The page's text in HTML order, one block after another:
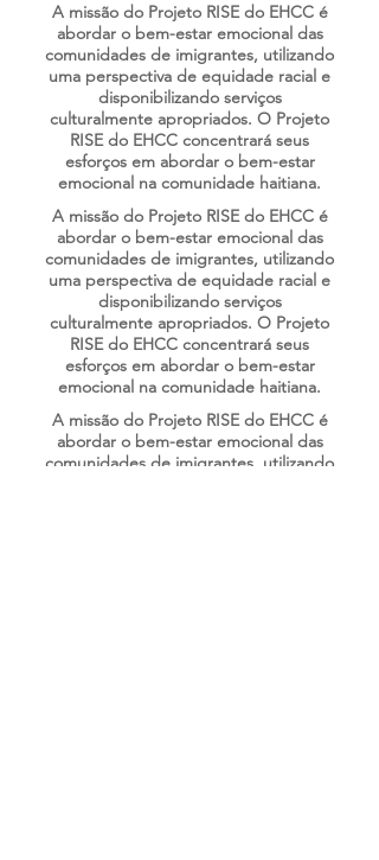
A missão do Projeto RISE do EHCC é
abordar o bem-estar emocional das
comunidades de imigrantes, utilizando
uma perspectiva de equidade racial e
disponibilizando serviços
culturalmente apropriados. O Projeto
RISE do EHCC concentrará seus
esforços em abordar o bem-estar
emocional na comunidade haitiana.
A missão do Projeto RISE do EHCC é
abordar o bem-estar emocional das
comunidades de imigrantes, utilizando
uma perspectiva de equidade racial e
disponibilizando serviços
culturalmente apropriados. O Projeto
RISE do EHCC concentrará seus
esforços em abordar o bem-estar
emocional na comunidade haitiana.
A missão do Projeto RISE do EHCC é
abordar o bem-estar emocional das
comunidades de imigrantes, utilizando